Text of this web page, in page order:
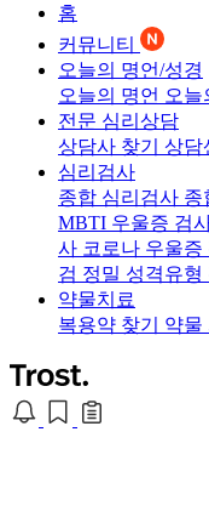
홈
커뮤니티
오늘의 명언/성경
오늘의 명언 오늘
전문 심리상담
상담사 찾기 상담
심리검사
종합 심리검사 종
MBTI 우울증 검
사 코로나 우울증
검 정밀 성격유형
약물치료
복용약 찾기 약물